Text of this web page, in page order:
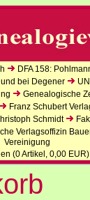
DFA 158:
bei Degener
Genealogische
Franz Schubert
Schmidt
Verlagsoffizin
Vereinigung
(0Artikel, 0,00 EUR)